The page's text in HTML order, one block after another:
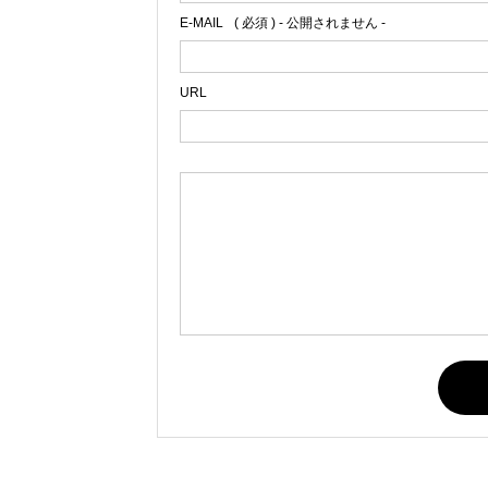
E-MAIL ( 必須 ) - 公開されません -
URL